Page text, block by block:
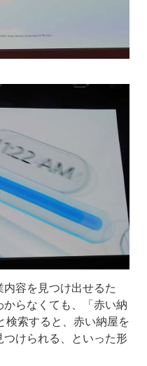
容を見つけ出せるた
らなくても、「赤い納
検索すると、赤い納屋を
けられる、といった形